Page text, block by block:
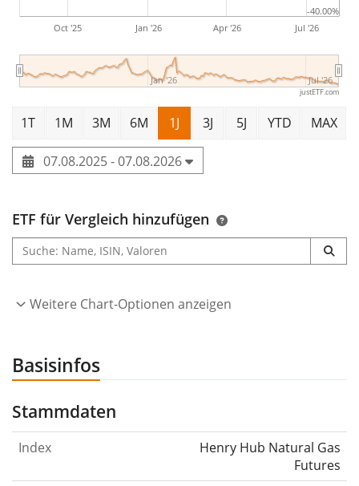
Oct '25 Jan '26 Apr '26 Jul '26
Jan '26 Jul '26
-40.00%
justETF.com
1T 1M 3M 6M 1J 3J 5J YTD MAX
07.08.2025 - 07.08.2026
ETF für Vergleich hinzufügen
Weitere Chart-Optionen anzeigen
Basisinfos
Stammdaten
Index
Henry Hub Natural Gas
Futures